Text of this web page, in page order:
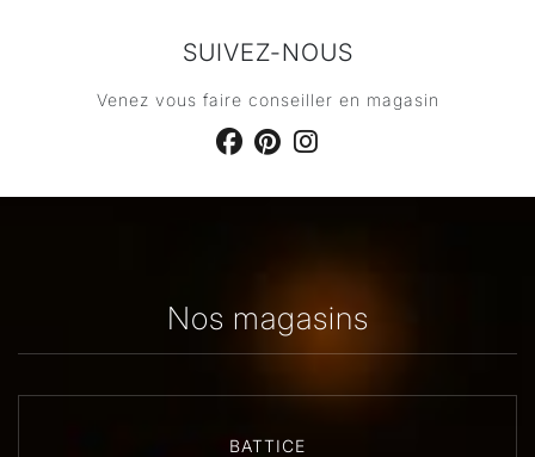
SUIVEZ-NOUS
Venez vous faire conseiller en magasin
Nos magasins
BATTICE